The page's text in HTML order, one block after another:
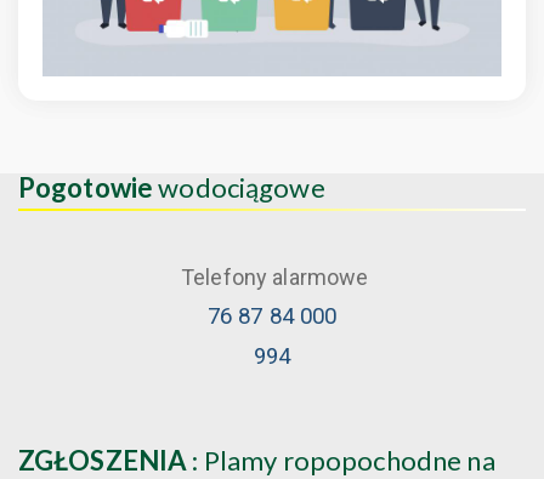
Pogotowiewodociągowe
Telefony alarmowe
76 87 84 000
994
ZGŁOSZENIA : Plamy ropopochodne na